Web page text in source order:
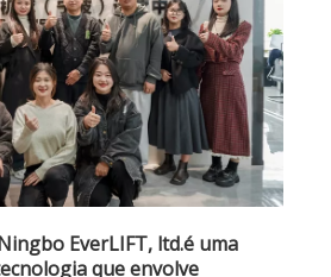
EverLIFT, ltd.é uma
que envolve